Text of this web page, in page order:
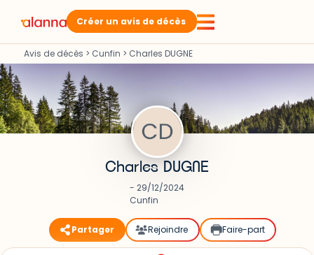
Créer un avis de décès
Avis de décès > Cunfin > Charles DUGNE
Charles DUGNE
- 29/12/2024
Cunfin
Partager Rejoindre Faire-part